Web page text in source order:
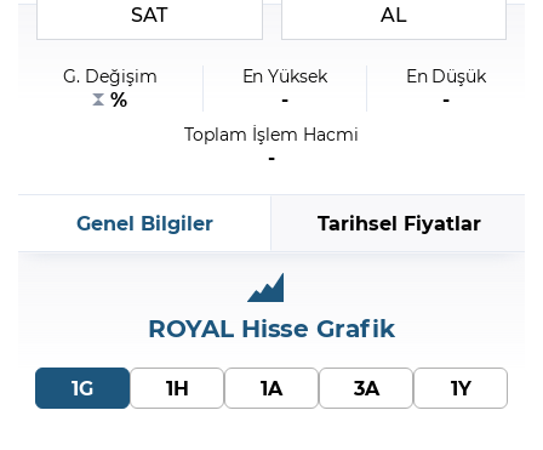
Şifremi Unuttum
SAT AL
G. Değişim
%
En Yüksek
-
En Düşük
-
Toplam İşlem Hacmi
-
Genel Bilgiler Tarihsel Fiyatlar
ROYAL Hisse Grafik
1G 1H 1A 3A 1Y